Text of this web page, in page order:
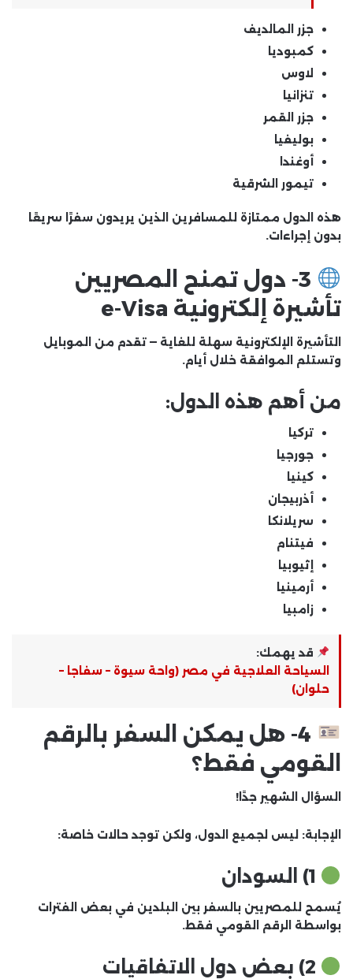
جزر المالديف
كمبوديا
لاوس
تنزانيا
جزر القمر
بوليفيا
أوغندا
تيمور الشرقية
هذه الدول ممتازة للمسافرين الذين يريدون سفرًا سريعًا
بدون إجراءات.
3- دول تمنح المصريين
تأشيرة إلكترونية e-Visa
التأشيرة الإلكترونية سهلة للغاية — تقدم من الموبايل
وتستلم الموافقة خلال أيام.
من أهم هذه الدول:
تركيا
جورجيا
كينيا
أذربيجان
سريلانكا
فيتنام
إثيوبيا
أرمينيا
زامبيا
قد يهمك:
السياحة العلاجية في مصر (واحة سيوة – سفاجا –
حلوان)
4- هل يمكن السفر بالرقم
القومي فقط؟
السؤال الشهير جدًا!
الإجابة: ليس لجميع الدول، ولكن توجد حالات خاصة:
1) السودان
يُسمح للمصريين بالسفر بين البلدين في بعض الفترات
بواسطة
الرقم القومي فقط.
2) بعض دول الاتفاقيات